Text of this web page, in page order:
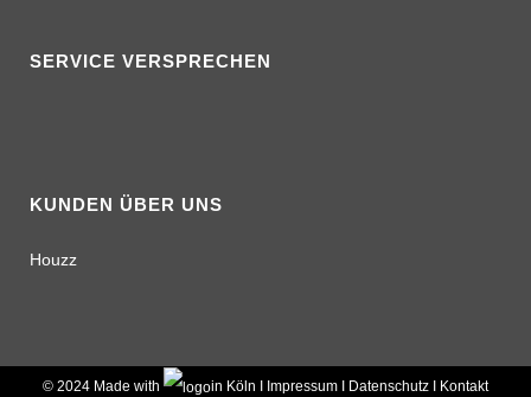
SERVICE VERSPRECHEN
KUNDEN ÜBER UNS
Houzz
© 2024 Made with in Köln I Impressum Datenschutz Kontakt